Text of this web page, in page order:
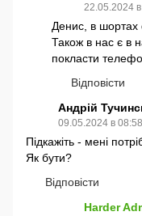
22.05.2024
Денис, в шортах
Також в нас є в
покласти
Відповісти
Андрій
09.05.2024 в 08:58
Підкажіть - мені
Як бути?
Відповісти
Harder